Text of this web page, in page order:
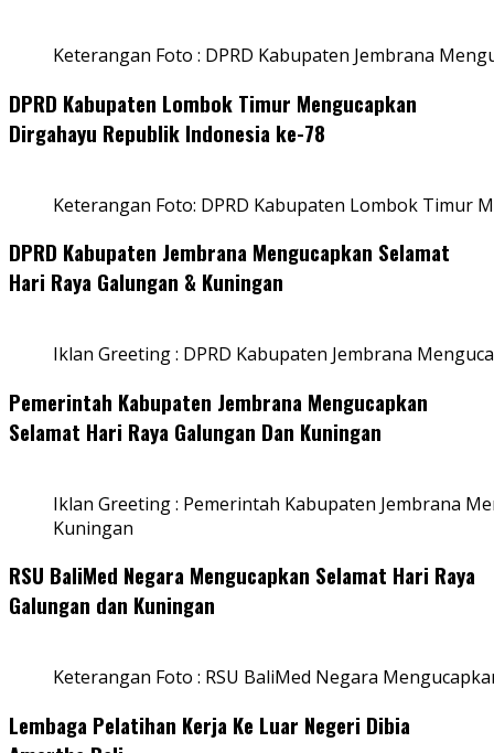
Keterangan Foto : DPRD Kabupaten Jembrana
DPRD Kabupaten Lombok Timur Mengucapkan
Dirgahayu Republik Indonesia ke-78
Keterangan Foto: DPRD Kabupaten Lombok Timur
DPRD Kabupaten Jembrana Mengucapkan Selamat
Hari Raya Galungan & Kuningan
Iklan Greeting : DPRD Kabupaten Jembrana
Pemerintah Kabupaten Jembrana Mengucapkan
Selamat Hari Raya Galungan Dan Kuningan
Iklan Greeting : Pemerintah Kabupaten Jembrana
Kuningan
RSU BaliMed Negara Mengucapkan Selamat Hari Raya
Galungan dan Kuningan
Keterangan Foto : RSU BaliMed Negara
Lembaga Pelatihan Kerja Ke Luar Negeri Dibia